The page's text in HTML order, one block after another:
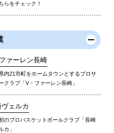
らをチェック！
ァーレン長崎
内21市町をホームタウンとするプロサ
クラブ「V・ファーレン長崎」
ェルカ
のプロバスケットボールクラブ「長崎
カ」